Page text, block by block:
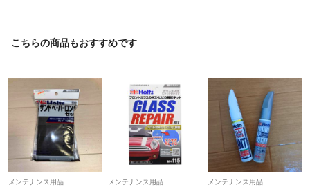
こちらの商品もおすすめです
メンテナンス用品 メンテナンス用品 メンテナンス用品